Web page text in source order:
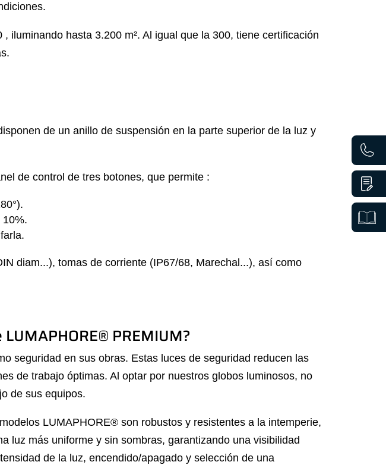
iluminando hasta 3.200 m². Al igual que la 300, tiene certificación
de un anillo de suspensión en la parte superior de la luz y
de control de tres botones, que permite :
10%.
diam...), tomas de corriente (IP67/68, Marechal...), así como
PREMIUM?
seguridad en sus obras. Estas luces de seguridad reducen las
de trabajo óptimas. Al optar por nuestros globos luminosos, no
de sus equipos.
LUMAPHORE® son robustos y resistentes a la intemperie,
luz más uniforme y sin sombras, garantizando una visibilidad
de la luz, encendido/apagado y selección de una